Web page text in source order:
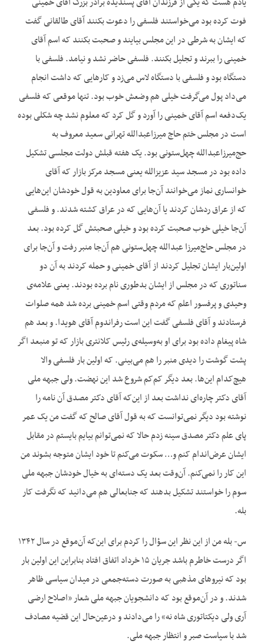
فوت کرده بود می‌خواستند فلسفی را دعوت بکنند آقای طالقانی گفت
که ایشان به شرطی در این مجلس بیایند و صحبت بکنند که اسم آقای
خمینی را ببرند و تجلیل بکنند. فلسفی حاضر نشد و نیامد. فلسفی با
دستگاه بود و فلسفی با دستگاه لاس می‌زد و کارهایی که داشت انجام
می‌داد پول می‌گرفت خیلی هم وضعش خوب بود. تنها موقعی که فلسفی
یک‌دفعه اسم آقای خمینی را آورد و گل کرد که معلوم نشد چه شکلی بوده
است در مجلس ختم حاج میرزاعبدالله تهرانی سعید معروف به
حج‌میرزاعبدالله چهل‌ستونی بود. یک هفته قبلش دولت مجلسی تشکیل
داده بود در مسجد سید عزیزالله یعنی مسجد مرکز بازار که آقای
خوانساری نماز می‌خوانند آن‌جا برای معاودین به قول خودشان این‌هایی
که از عراق ردشان کردند یا آن‌هایی که در عراق کشته شدند. و فلسفی
آن‌جا خیلی خوب صحبت کرده بود و خیلی صحبتش گل کرده بود. بعد
در مجلس حاج‌میرزا عبدالله چهل‌ستونی هم آن‌جا منبر رفت و آن‌جا برای
اولین‌بار ایشان تجلیل کردند از آقای خمینی و حمله کردند به آن دو
سناتوری که در مجلس از ایشان بدطوری نام برده بودند. یعنی علامه‌ی
وحیدی و پرفسور اعلم که مردم وقتی اسم خمینی برده شد همه صلوات
فرستادند و آقای فلسفی گفت این است رفراندوم آقای هویدا. و بعد هم
شاه پیغام داده بود برای او به‌وسیله‌ی رئیس کلانتری بازار که تو من‏بعد اگر
پشت گوشت را دیدی منبر را هم می‌بینی. که اولین بار فلسفی والا
هیچ‌کدام این‌ها. بعد دیگر کم‌کم شروع شد این نهضت. ولی جبهه ملی
آقای دکتر چاره‌ای نداشت بعد از این‌که آقای دکتر مصدق آن نامه را
نوشته بود دیگر نمی‌توانست که به قول آقای صالح که گفت من یک عمر
پای علم دکتر مصدق سینه زدم حالا که نمی‌توانم بیایم بایستم در مقابل
ایشان عرض‌اندام کنم و… سکوت می‌کنم تا خود ایشان متوجه بشوند من
این کار را نمی‌کنم. آن‌وقت بعد یک دسته‌ای به خیال خودشان جبهه ملی
سوم را خواستند تشکیل بدهند که جنابعالی هم می‌دانید که نگرفت کار
بله.
س- بله من از این نظر این سؤال را کردم برای این‌که آن‌موقع در سال ۱۳۴۲
اگر درست خاطرم باشد جریان ۱۵ خرداد اتفاق افتاد بنابراین این اولین بار
بود که نیروهای مذهبی به صورت دسته‌جمعی در میدان سیاسی ظاهر
شدند. و در آن‌موقع بود که دانشجویان جبهه ملی شعار «اصلاح ارضی
آری ولی دیکتاتوری شاه نه» را می‌دادند و درعین‌حال این قضیه مصادف
شد با سیاست صبر و انتظار جبهه ملی.